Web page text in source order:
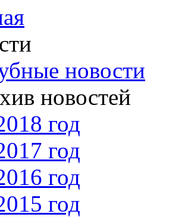
новости
новостей
год
год
год
год